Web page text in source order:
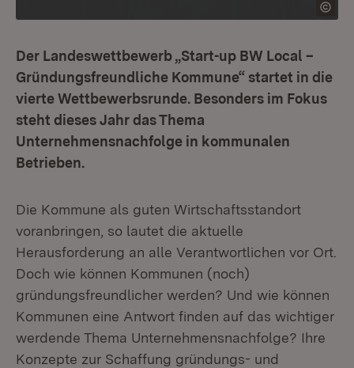
Der Landeswettbewerb „Start-up BW Local –
Gründungsfreundliche Kommune“ startet in die
vierte Wettbewerbsrunde. Besonders im Fokus
steht dieses Jahr das Thema
Unternehmensnachfolge in kommunalen
Betrieben.
Die Kommune als guten Wirtschaftsstandort
voranbringen, so lautet die aktuelle
Herausforderung an alle Verantwortlichen vor Ort.
Doch wie können Kommunen (noch)
gründungsfreundlicher werden? Und wie können
Kommunen eine Antwort finden auf das wichtiger
werdende Thema Unternehmensnachfolge? Ihre
Konzepte zur Schaffung gründungs- und